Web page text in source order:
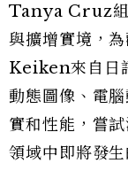
Tanya Cruz組
與擴增實境，
Keiken來自日
動態圖像、電
實和性能，嘗
領域中即將發生